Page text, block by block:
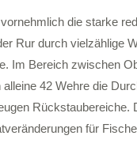
die starke
Rur durch vielzählige
Im Bereich zwischen
42 Wehre die
Rückstaubereiche.
für